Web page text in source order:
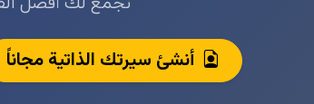
أنشئ سيرتك الذاتية مجاناً